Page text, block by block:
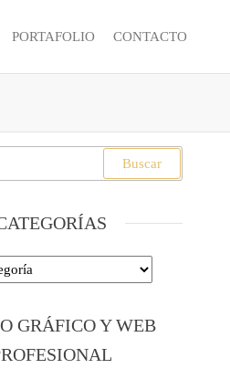
PORTAFOLIO CONTACTO
GRÁFICO Y WEB